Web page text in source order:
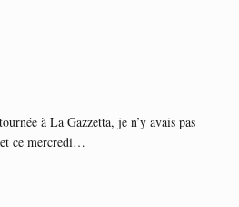
à La Gazzetta, je n’y avais pas
ce mercredi…